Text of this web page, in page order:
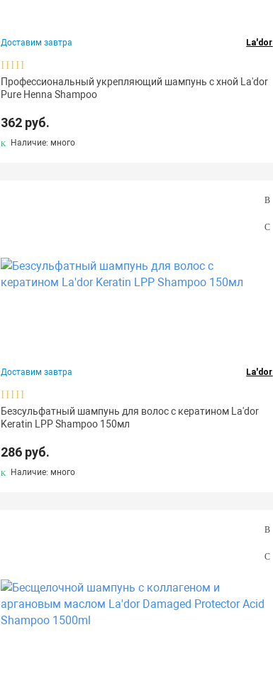
Доставим завтра La'dor
Профессиональный укрепляющий шампунь с хной La'dor
Pure Henna Shampoo
362 руб.
Наличие: много
Доставим завтра La'dor
Безсульфатный шампунь для волос с кератином La'dor
Keratin LPP Shampoo 150мл
286 руб.
Наличие: много